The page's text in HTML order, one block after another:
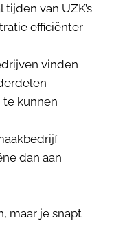
van UZK’s
efficiënter
vinden
kunnen
dan aan
maar je snapt